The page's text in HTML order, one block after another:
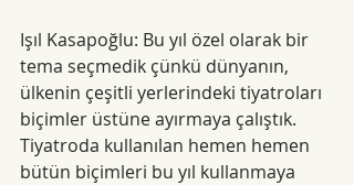
Işıl Kasapoğlu: Bu yıl özel olarak bir
tema seçmedik çünkü dünyanın,
ülkenin çeşitli yerlerindeki tiyatroları
biçimler üstüne ayırmaya çalıştık.
Tiyatroda kullanılan hemen hemen
bütün biçimleri bu yıl kullanmaya